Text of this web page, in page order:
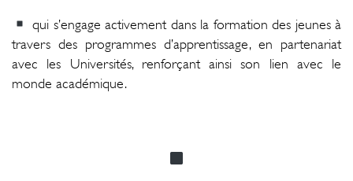
qui s’engage activement dans la formation des jeunes à
travers des programmes d’apprentissage, en partenariat
avec les Universités, renforçant ainsi son lien avec le
monde académique.